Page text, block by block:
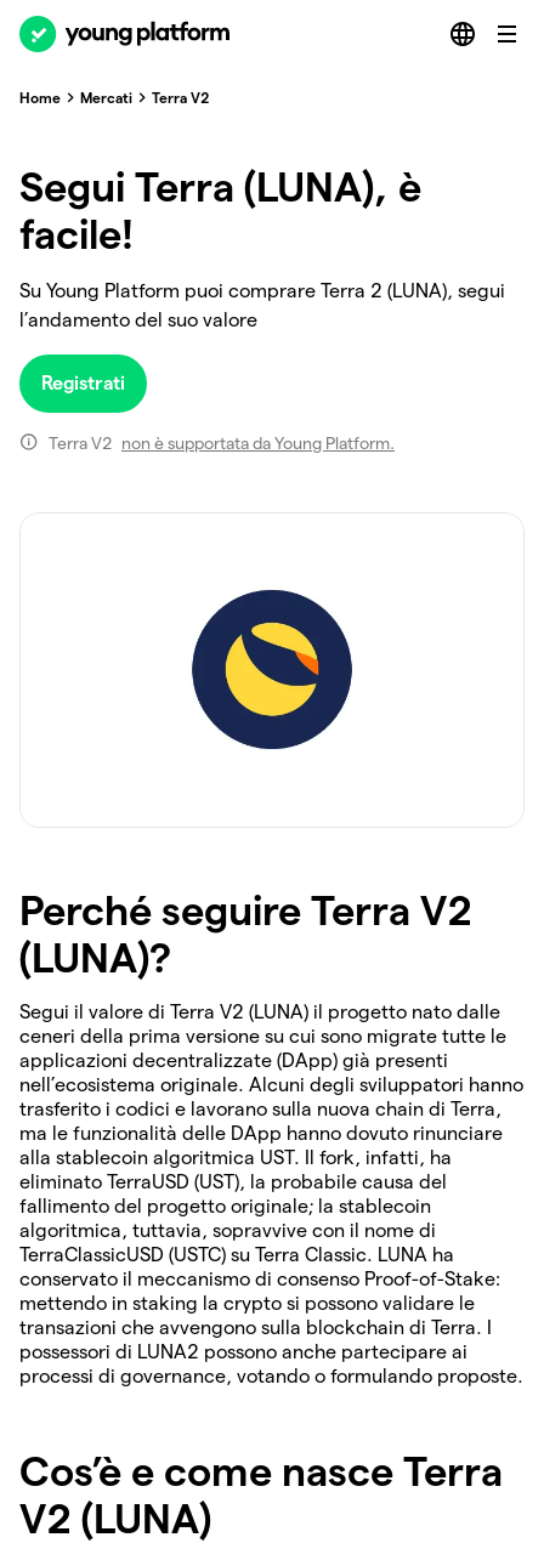
Home Mercati Terra V2
Segui Terra (LUNA), è
facile!
Su Young Platform puoi comprare Terra 2 (LUNA), segui
l’andamento del suo valore
Registrati
Terra V2 non è supportata da Young Platform.
Perché seguire Terra V2
(LUNA)?
Segui il valore di Terra V2 (LUNA) il progetto nato dalle
ceneri della prima versione su cui sono migrate tutte le
applicazioni decentralizzate (DApp) già presenti
nell’ecosistema originale. Alcuni degli sviluppatori hanno
trasferito i codici e lavorano sulla nuova chain di Terra,
ma le funzionalità delle DApp hanno dovuto rinunciare
alla stablecoin algoritmica UST. Il fork, infatti, ha
eliminato TerraUSD (UST), la probabile causa del
fallimento del progetto originale; la stablecoin
algoritmica, tuttavia, sopravvive con il nome di
TerraClassicUSD (USTC) su Terra Classic. LUNA ha
conservato il meccanismo di consenso Proof-of-Stake:
mettendo in staking la crypto si possono validare le
transazioni che avvengono sulla blockchain di Terra. I
possessori di LUNA2 possono anche partecipare ai
processi di governance, votando o formulando proposte.
Cos’è e come nasce Terra
V2 (LUNA)